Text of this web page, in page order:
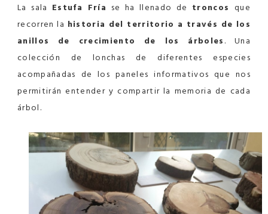
La sala Estufa Fría se ha llenado de troncos que
recorren la historia del territorio a través de los
anillos de crecimiento de los árboles. Una
colección de lonchas de diferentes especies
acompañadas de los paneles informativos que nos
permitirán entender y compartir la memoria de cada
árbol.